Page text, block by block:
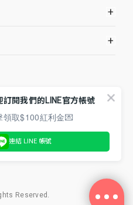
+
+
Reserved.
訂閱我們的LINE官方帳號
領取$100紅利金💌
連結 LINE 帳號